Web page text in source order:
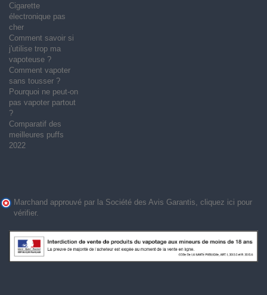
Cigarette
électronique pas
cher
Comment savoir si
j'utilise trop ma
vapoteuse ?
Comment vapoter
sans tousser ?
Pourquoi ne peut-on
pas vapoter partout
?
Comparatif des
meilleures puffs
2022
Marchand approuvé par la Société des Avis Garantis, cliquez ici pour
vérifier.